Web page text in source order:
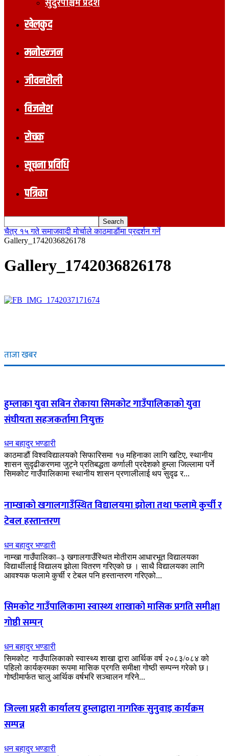
सुदुरपश्चिम प्रदेश
खेलकुद
मनोरन्जन
जीवनशैली
विजनेश
रोचक
सूचना प्रविधि
पत्रिका
चैत्र १५ गते समाजवादी मोर्चाले काठमाडौंमा प्रदर्शन गर्ने
Gallery_1742036826178
Gallery_1742036826178
ताजा खबर
हुम्लाका युवा सबिन रोकाया सिमकोट गाउँपालिकाको युवा
संघीयता सहजकर्तामा नियुक्त
धन बहादुर भण्डारी
काठमाडौं विश्वविद्यालयको सिफारिसमा १७ महिनाका लागि खटिए, स्थानीय
शासन सुदृढीकरणमा जुट्ने प्रतिबद्धता कर्णाली प्रदेशको हुम्ला जिल्लामा पर्ने
सिमकोट गाउँपालिकामा स्थानीय शासन प्रणालीलाई थप सुदृढ र...
नाम्खाको खगालगाउँस्थित विद्यालयमा झोला तथा फलामे कुर्ची र
टेबल हस्तान्तरण
धन बहादुर भण्डारी
नाम्खा गाउँपालिका–३ खगालगाउँस्थित मोतीराम आधारभूत विद्यालयका
विद्यार्थीलाई विद्यालय झोला वितरण गरिएको छ । साथै विद्यालयका लागि
आवश्यक फलामे कुर्ची र टेबल पनि हस्तान्तरण गरिएको...
सिमकोट गाउँपालिकामा स्वास्थ्य शाखाको मासिक प्रगति समीक्षा
गोष्ठी सम्पन्
धन बहादुर भण्डारी
सिमकोट गाउँपालिकाको स्वास्थ्य शाखा द्वारा आर्थिक वर्ष २०८३/०८४ को
पहिलो कार्यक्रमका रूपमा मासिक प्रगति समीक्षा गोष्ठी सम्पन्न गरेको छ।
गोष्ठीमार्फत चालु आर्थिक वर्षभरि सञ्चालन गरिने...
जिल्ला प्रहरी कार्यालय हुम्लाद्वारा नागरिक सुनुवाइ कार्यक्रम
सम्पन्न
धन बहादुर भण्डारी